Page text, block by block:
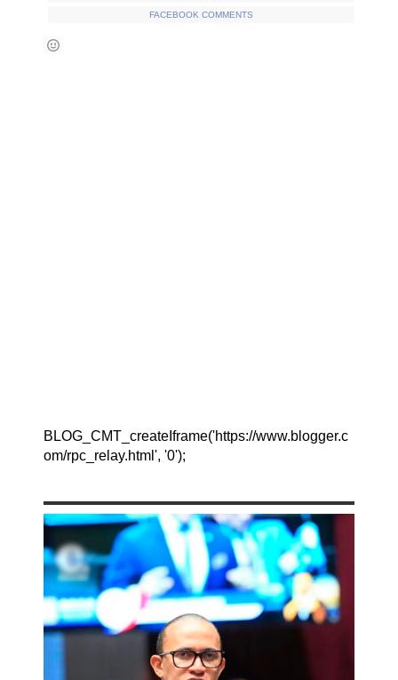
FACEBOOK COMMENTS
BLOG_CMT_createIframe('https://www.blogger.c
om/rpc_relay.html', '0');